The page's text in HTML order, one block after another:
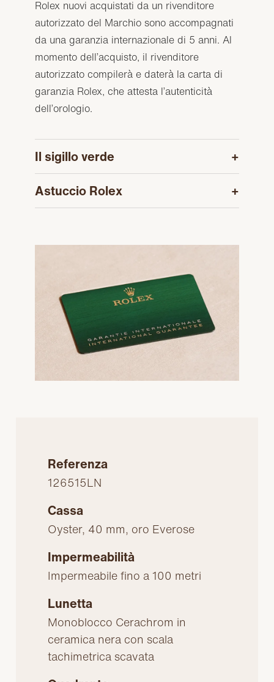
Rolex nuovi acquistati da un rivenditore
autorizzato del Marchio sono accompagnati
da una garanzia internazionale di 5 anni. Al
momento dell’acquisto, il rivenditore
autorizzato compilerà e daterà la carta di
garanzia Rolex, che attesta l’autenticità
dell’orologio.
Il sigillo verde
Astuccio Rolex
Referenza
126515LN
Cassa
Oyster, 40 mm, oro Everose
Impermeabilità
Impermeabile fino a 100 metri
Lunetta
Monoblocco Cerachrom in
ceramica nera con scala
tachimetrica scavata